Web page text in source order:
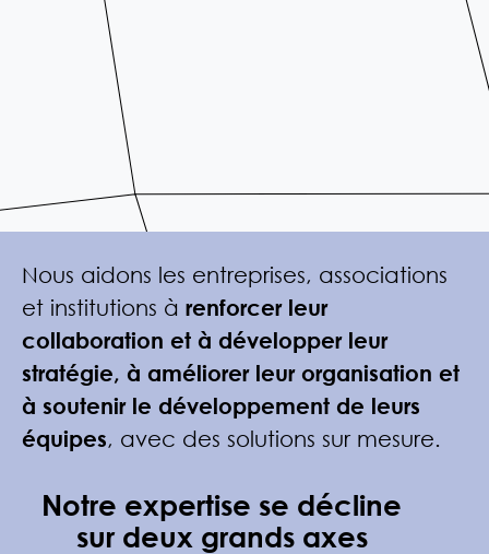
Nous aidons les entreprises, associations
et institutions à renforcer leur
collaboration et à développer leur
stratégie, à améliorer leur organisation et
à soutenir le développement de leurs
équipes, avec des solutions sur mesure.
Notre expertise se décline
sur deux grands axes